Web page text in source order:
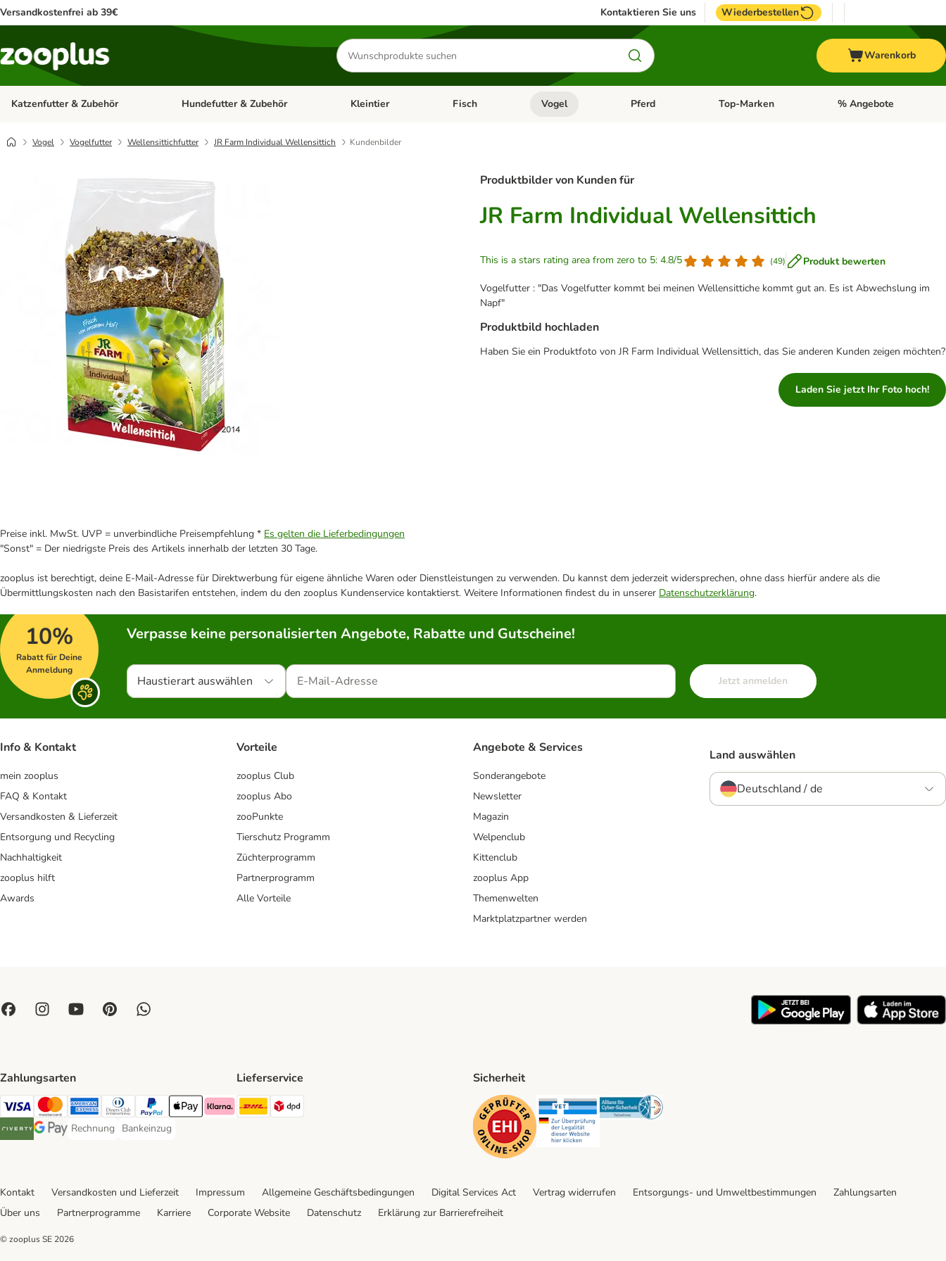
Versandkostenfrei ab 39€ Kontaktieren Sie uns Wiederbestellen
Produkte
suchen
Warenkorb
Katzenfutter & Zubehör Kategorie-Menü öffnen: Katzenfutter & Zubehör
Hundefutter & Zubehör Kategorie-Menü öffnen: Hundefutter & Zubehör
Kleintier Kategorie-Menü öffnen: Kleintier
Fisch Kategorie-Menü öffnen: Fisch
Vogel Kategorie-Menü öffnen: Vogel
Pferd Kategorie-Menü öffnen: Pferd
Top-Marken Kategorie-Menü öffnen:
% Angebote
Vogel Vogelfutter Wellensittichfutter JR Farm Individual Wellensittich Kundenbilder
Produktbilder von Kunden für
JR Farm Individual Wellensittich
This is a stars rating area from zero to 5: 4.8/5 (49) Produkt bewerten
Vogelfutter : "Das Vogelfutter kommt bei meinen Wellensittiche kommt gut an. Es ist Abwechslung im
Napf"
Produktbild hochladen
Haben Sie ein Produktfoto von JR Farm Individual Wellensittich, das Sie anderen Kunden zeigen möchten?
Laden Sie jetzt Ihr Foto hoch!
Preise inkl. MwSt. UVP = unverbindliche Preisempfehlung * Es gelten die Lieferbedingungen
"Sonst" = Der niedrigste Preis des Artikels innerhalb der letzten 30 Tage.
zooplus ist berechtigt, deine E-Mail-Adresse für Direktwerbung für eigene ähnliche Waren oder Dienstleistungen zu verwenden. Du kannst dem jederzeit widersprechen, ohne dass hierfür andere als die
Übermittlungskosten nach den Basistarifen entstehen, indem du den zooplus Kundenservice kontaktierst. Weitere Informationen findest du in unserer Datenschutzerklärung.
10%
Rabatt für Deine
Anmeldung
Verpasse keine personalisierten Angebote, Rabatte und Gutscheine!
Haustierart auswählen Jetzt anmelden
Info & Kontakt
mein zooplus
FAQ & Kontakt
Versandkosten & Lieferzeit
Entsorgung und Recycling
Nachhaltigkeit
zooplus hilft
Awards
Vorteile
zooplus Club
zooplus Abo
zooPunkte
Tierschutz Programm
Züchterprogramm
Partnerprogramm
Alle Vorteile
Angebote & Services
Sonderangebote
Newsletter
Magazin
Welpenclub
Kittenclub
zooplus App
Themenwelten
Marktplatzpartner werden
Land auswählen
Deutschland / de
Zahlungsarten
Visa Payment Method
Mastercard Payment Method
American Express Payment Method
Diners Club Payment Method
PayPal Payment Method
Apple Pay Payment Method
Klarna Payment Method
Riverty Payment Method
Google Pay Payment Method
Rechnung
Rechnung Payment Method
Bankeinzug
Bankeinzug Payment Method
Lieferservice
DHL Shipping Method
Sicherheit
Security Security Security
Kontakt Versandkosten und Lieferzeit Impressum Allgemeine Geschäftsbedingungen Digital Services Act Vertrag widerrufen Entsorgungs- und Umweltbestimmungen
Zahlungsarten
Über uns
Partnerprogramme Karriere Corporate Website Datenschutz Erklärung zur Barrierefreiheit
© zooplus SE 2026